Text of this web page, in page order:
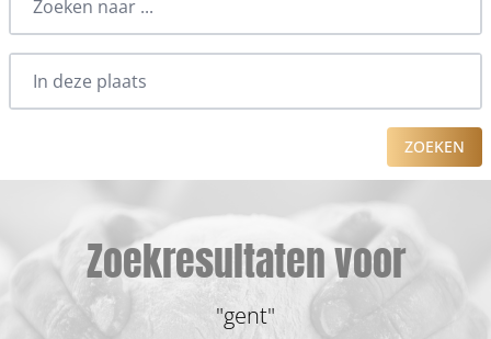
ZOEKEN
Zoekresultaten voor
"gent"